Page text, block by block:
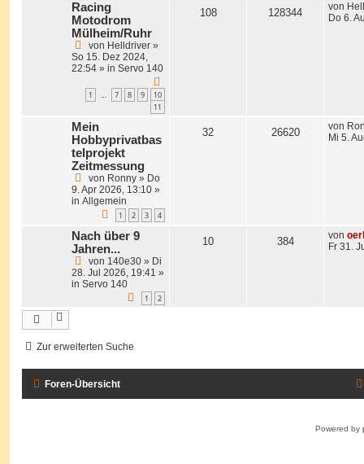
Racing
Motodrom
Mülheim/Ruhr
von Helldriver »
So 15. Dez 2024,
22:54 » in Servo 140
1 … 7 8 9
10
11
108 128344 von
Do 6.
Mein
Hobbyprivatbas
telprojekt
Zeitmessung
von Ronny » Do
9. Apr 2026, 13:10 »
in Allgemein
1 2 3 4
32 26620 von
Mi 5.
Nach über 9
Jahren...
von 140e30 » Di
28. Jul 2026, 19:41 »
in Servo 140
1 2
10 384 von
Fr 31.
Zur erweiterten Suche
Foren-Übersicht
Powered by